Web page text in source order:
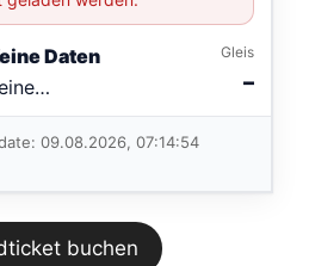
Daten
aktuellen
Gleis
–
09.08.2026, 07:14:54
buchen